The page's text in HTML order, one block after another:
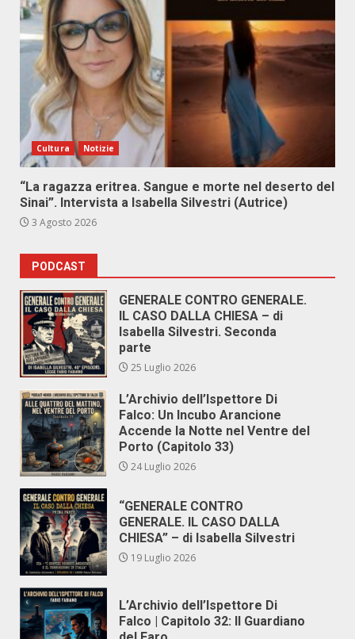
Cultura Notizie
“La ragazza eritrea. Sangue e morte nel deserto del
Sinai”. Intervista a Isabella Silvestri (Autrice)
3 Agosto 2026
PODCAST
GENERALE CONTRO GENERALE.
IL CASO DALLA CHIESA – di
Isabella Silvestri. Seconda
parte
25 Luglio 2026
L’Archivio dell’Ispettore Di
Falco: Un Incubo Arancione
Accende la Notte nel Ventre del
Porto (Capitolo 33)
24 Luglio 2026
“GENERALE CONTRO
GENERALE. IL CASO DALLA
CHIESA” – di Isabella Silvestri
19 Luglio 2026
L’Archivio dell’Ispettore Di
Falco | Capitolo 32: Il Guardiano